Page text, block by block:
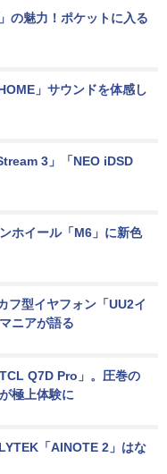
の魅力！ポケットに入る
」サウンドを体感し
3」「NEO iDSD
ホイール「M6」に新色
フ型イヤフォン「UU2イ
ニアが語る
Q7D Pro」。圧巻の
極上体験に
「AINOTE 2」はな